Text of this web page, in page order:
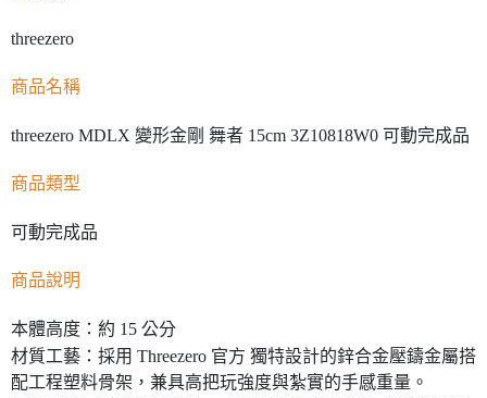
threezero
商品名稱
threezero MDLX 變形金剛 舞者 15cm 3Z10818W0 可動完成品
商品類型
可動完成品
商品說明
本體高度：約 15 公分
材質工藝：採用 Threezero 官方 獨特設計的鋅合金壓鑄金屬搭
配工程塑料骨架，兼具高把玩強度與紮實的手感重量。